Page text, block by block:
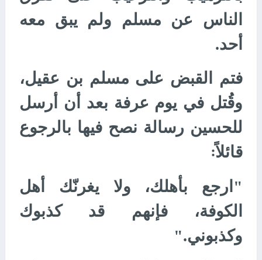
الناس عن مسلم ولم يبق معه
أحد.
فتم القبض على مسلم بن عقيل،
وقُتل في يوم عرفة بعد أن أرسل
للحسين رسالة نصح فيها بالرجوع
قائلاً:
"ارجع بأهلك، ولا يغرنّك أهل
الكوفة، فإنهم قد كذبوك
وكذبوني."